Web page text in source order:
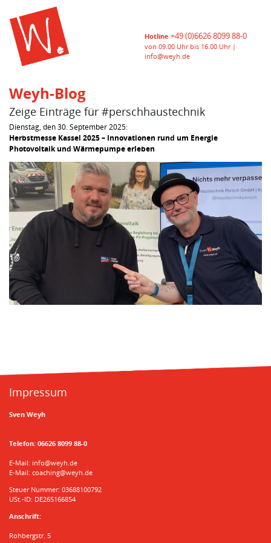
Hotline +49 (0)6626 8099 88-0
von 09.00 Uhr bis 16.00 Uhr |
info@weyh.de
Weyh-Blog
Zeige Einträge für #perschhaustechnik
Dienstag, den 30. September 2025:
Herbstmesse Kassel 2025 – Innovationen rund um Energie
Photovoltaik und Wärmepumpe erleben
Impressum
Sven Weyh
Telefon: 06626 8099 88-0
E-Mail: info@weyh.de
E-Mail: coaching@weyh.de
Steuer Nummer: 03688100792
USt.-ID: DE265166854
Anschrift:
Rohbergstr. 5